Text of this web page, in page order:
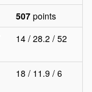
507 points
14 / 28.2 / 52
18 / 11.9 / 6